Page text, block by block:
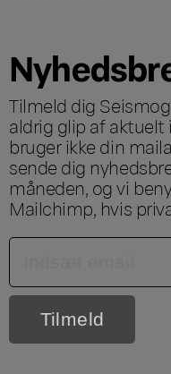
Tilmeld dig
aldrig glip af
bruger ikke din
sende dig
måneden, og vi
Mailchimp, hvis